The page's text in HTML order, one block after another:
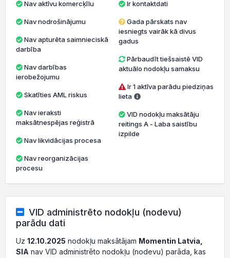
Nav aktīvu komercķīlu
Nav nodrošinājumu
darbība
ierobežojumu
Skatīties AML riskus
maksātnespējas reģistrā
Nav likvidācijas procesa
procesu
Ir kontaktdati
Gada pārskats nav
iesniegts vairāk kā divus
gadus
Pārbaudīt tiešsaistē VID
aktuālo nodokļu samaksu
Ir 1 aktīva parādu piedziņas
lieta
VID nodokļu maksātāju
reitings A - Laba saistību
izpilde
VID administrēto nodokļu (nodevu)
parādu dati
Uz 12.10.2025 nodokļu maksātājam Momentin Latvia,
SIA nav VID administrēto nodokļu (nodevu) parāda, kas